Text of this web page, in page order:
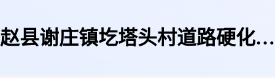
赵县谢庄镇圪塔头村道路硬化工